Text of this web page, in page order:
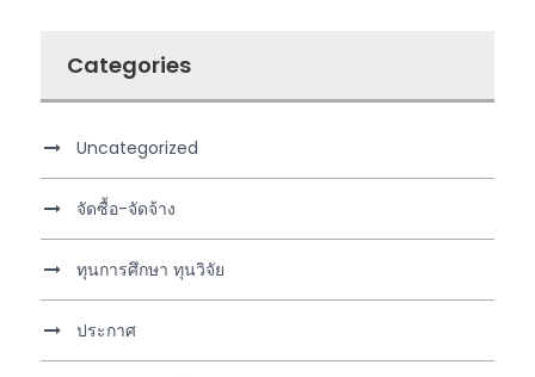
Categories
Uncategorized
จัดซื้อ-จัดจ้าง
ทุนการศึกษา ทุนวิจัย
ประกาศ